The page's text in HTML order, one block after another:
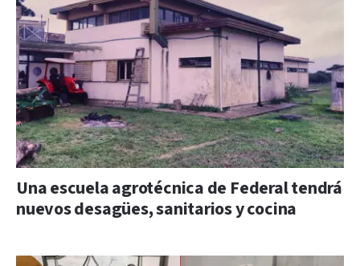
Una escuela agrotécnica de Federal tendrá
nuevos desagües, sanitarios y cocina